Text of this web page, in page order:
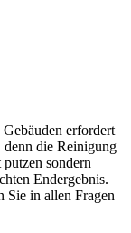
erfordert
denn die Reinigung
sondern
Endergebnis.
Sie in allen Fragen